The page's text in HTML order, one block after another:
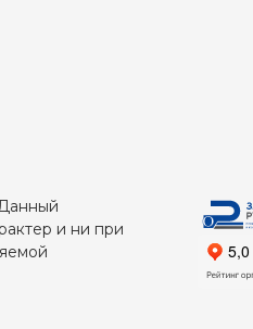
и ни при